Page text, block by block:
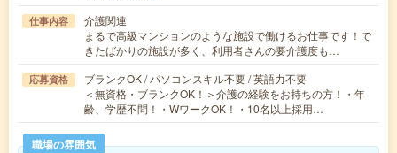
仕事内容
介護関連
まるで高級マンションのような施設で働けるお仕事です！で
きたばかりの施設が多く、利用者さんの要介護度も…
応募資格
ブランクOK / パソコンスキル不要 / 英語力不要
＜無資格・ブランクOK！＞介護の経験をお持ちの方！・年
齢、学歴不問！・WワークOK！・10名以上採用…
職場の雰囲気